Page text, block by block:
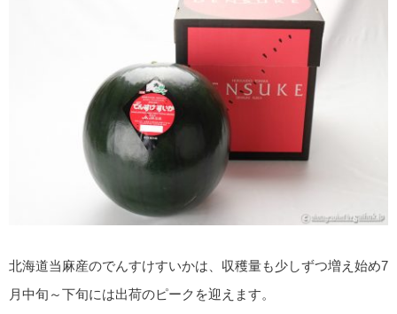
北海道当麻産のでんすけすいかは、収穫量も少しずつ増え始め7
月中旬～下旬には出荷のピークを迎えます。